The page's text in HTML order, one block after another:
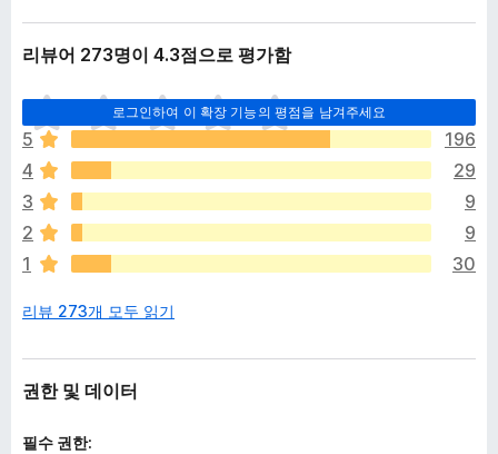
리뷰어 273명이 4.3점으로 평가함
로그인하여 이 확장 기능의 평점을 남겨주세요
아
직
평
점
이
없
습
니
5
196
4
29
3
9
2
9
1
30
리뷰 273개 모두 읽기
권한 및 데이터
필수 권한: